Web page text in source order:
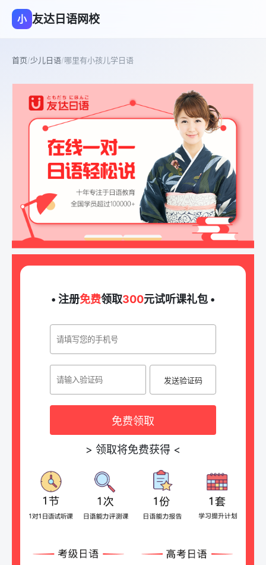
小 友达日语网校
首页/少儿日语/哪里有小孩儿学日语
• 注册免费领取300元试听课礼包 •
发送验证码
免费领取
> 领取将免费获得 <